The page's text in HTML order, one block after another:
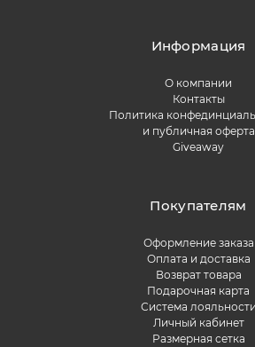
Информация
О компании
Контакты
Политика
и публичная оферта
Giveaway
Покупателям
Оформление заказа
Оплата и доставка
Возврат товара
Подарочная карта
Система лояльности
Личный кабинет
Размерная сетка